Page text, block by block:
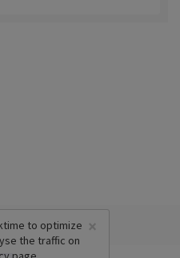
×
to optimize
the traffic on